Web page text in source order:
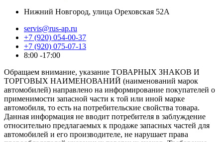
Нижний Новгород, улица Ореховская 52А
servis@rus-ap.ru
+7 (920) 054-00-37
+7 (920) 075-07-13
8:00 -17:00
Обращаем внимание, указание ТОВАРНЫХ ЗНАКОВ И
ТОРГОВЫХ НАИМЕНОВАНИЙ (наименований марок
автомобилей) направлено на информирование покупателей о
применимости запасной части к той или иной марке
автомобиля, то есть на потребительские свойства товара.
Данная информация не вводит потребителя в заблуждение
относительно предлагаемых к продаже запасных частей для
автомобилей и его производителе, не нарушает права